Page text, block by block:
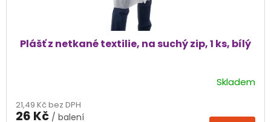
Plášť z netkané textilie, na suchý zip, 1 ks, bílý
produktu
Skladem
21,49 Kč bez DPH
26 Kč / balení